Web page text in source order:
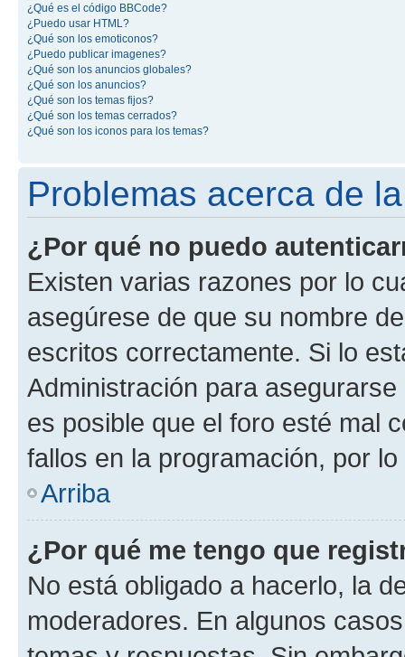
¿Qué es el código BBCode?
¿Puedo usar HTML?
¿Qué son los emoticonos?
¿Puedo publicar imagenes?
¿Qué son los anuncios globales?
¿Qué son los anuncios?
¿Qué son los temas fijos?
¿Qué son los temas cerrados?
¿Qué son los iconos para los temas?
Problemas acerca de
¿Por qué no puedo
Existen varias razones por lo
asegúrese de que su nombre
escritos correctamente. Si lo
Administración para
es posible que el foro esté mal
fallos en la programación, por
Arriba
¿Por qué me tengo que
No está obligado a hacerlo, la
moderadores. En algunos